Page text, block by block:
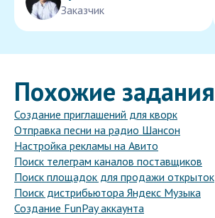
Заказчик
Похожие задания
Создание приглашений для кворк
Отправка песни на радио Шансон
Настройка рекламы на Авито
Поиск телеграм каналов поставщиков
Поиск площадок для продажи открыток
Поиск дистрибьютора Яндекс Музыка
Создание FunPay аккаунта